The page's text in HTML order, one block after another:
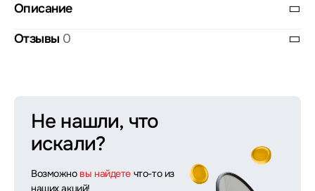
Описание
Отзывы 0
Не нашли, что
искали?
Возможно вы найдете что-то из
наших акций!